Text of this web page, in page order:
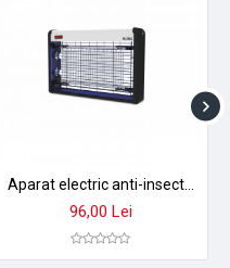
96,00 Lei